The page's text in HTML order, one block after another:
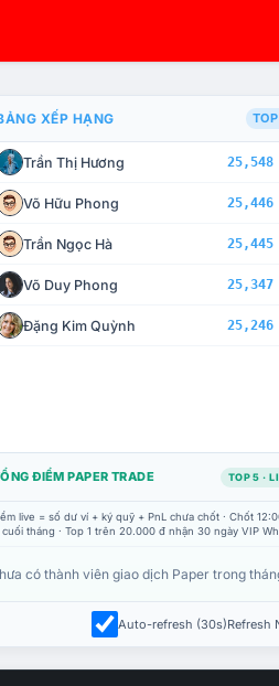
CHẾ TÀI XỬ LÝ VI PHẠM
XẾP HẠNG
Trần Thị Hương 25,548
Võ Hữu Phong 25,446
Trần Ngọc Hà 25,445
Võ Duy Phong 25,347
Đặng Kim Quỳnh 25,246
ĐIỂM PAPER TRADE TOP 5 ·
live = số dư ví + ký quỹ + PnL chưa chốt · Chốt
tháng · Top 1 trên 20.000 đ nhận 30 ngày VIP
có thành viên giao dịch Paper trong
Auto-refresh (30s)Refresh